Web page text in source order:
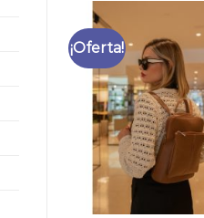
¡Oferta!